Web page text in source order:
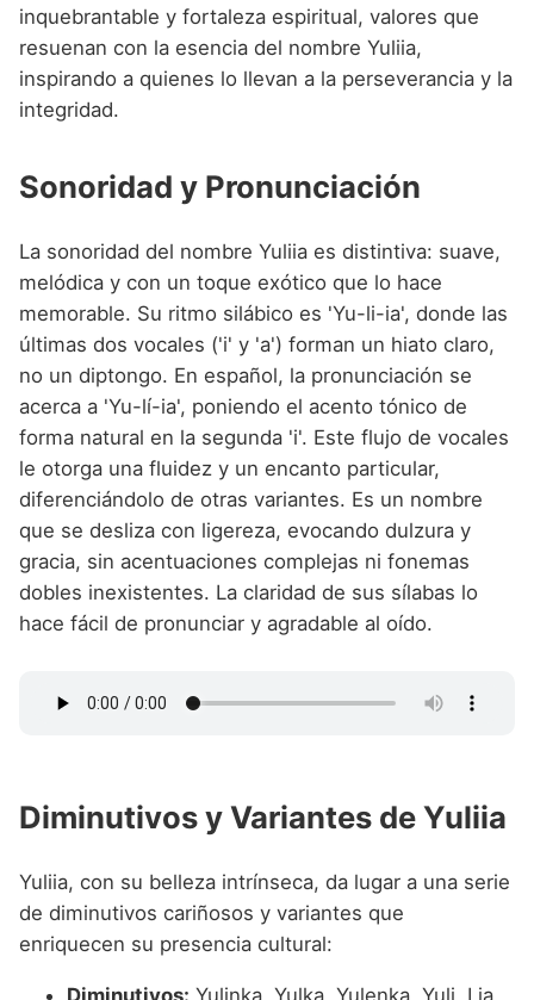
inquebrantable y fortaleza espiritual, valores que
resuenan con la esencia del nombre Yuliia,
inspirando a quienes lo llevan a la perseverancia y la
integridad.
Sonoridad y Pronunciación
La sonoridad del nombre Yuliia es distintiva: suave,
melódica y con un toque exótico que lo hace
memorable. Su ritmo silábico es 'Yu-li-ia', donde las
últimas dos vocales ('i' y 'a') forman un hiato claro,
no un diptongo. En español, la pronunciación se
acerca a 'Yu-lí-ia', poniendo el acento tónico de
forma natural en la segunda 'i'. Este flujo de vocales
le otorga una fluidez y un encanto particular,
diferenciándolo de otras variantes. Es un nombre
que se desliza con ligereza, evocando dulzura y
gracia, sin acentuaciones complejas ni fonemas
dobles inexistentes. La claridad de sus sílabas lo
hace fácil de pronunciar y agradable al oído.
Diminutivos y Variantes de Yuliia
Yuliia, con su belleza intrínseca, da lugar a una serie
de diminutivos cariñosos y variantes que
enriquecen su presencia cultural: